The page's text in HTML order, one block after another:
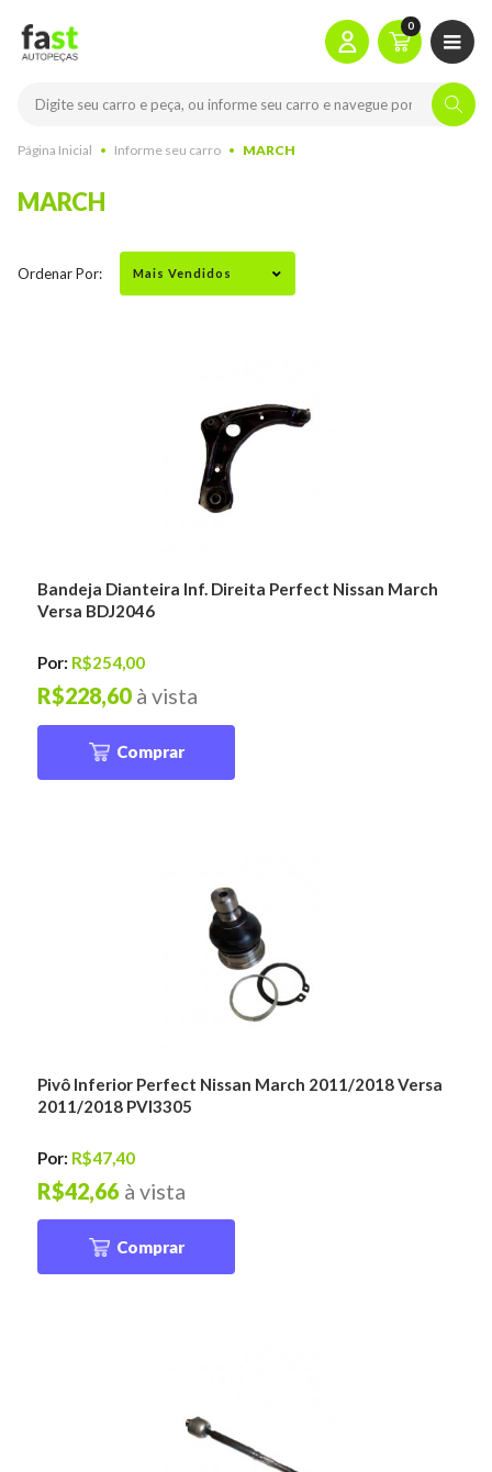
0
Página Inicial Informe seu carro MARCH
MARCH
Ordenar Por:
Bandeja Dianteira Inf. Direita Perfect Nissan March
Versa BDJ2046
Por: R$254,00
à vista
R$228,60
Comprar
Pivô Inferior Perfect Nissan March 2011/2018 Versa
2011/2018 PVI3305
Por: R$47,40
à vista
R$42,66
Comprar